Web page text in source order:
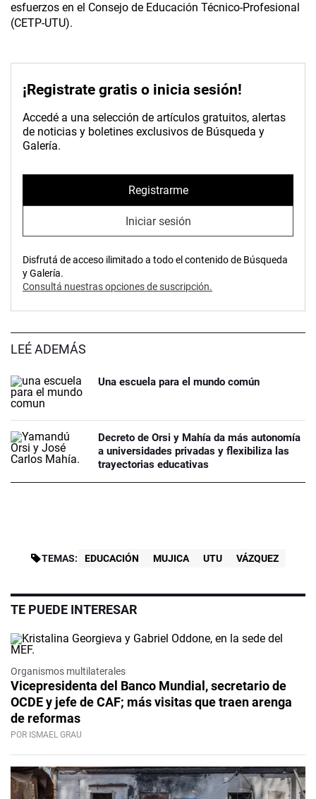
esfuerzos en el Consejo de Educación Técnico-Profesional
(CETP-UTU).
¡Registrate gratis o inicia sesión!
Accedé a una selección de artículos gratuitos, alertas
de noticias y boletines exclusivos de Búsqueda y
Galería.
Registrarme
Iniciar sesión
Disfrutá de acceso ilimitado a todo el contenido de Búsqueda
y Galería.
Consultá nuestras opciones de suscripción.
LEÉ ADEMÁS
Una escuela para el mundo común
Decreto de Orsi y Mahía da más autonomía
a universidades privadas y flexibiliza las
trayectorias educativas
TEMAS: EDUCACIÓN MUJICA UTU VÁZQUEZ
TE PUEDE INTERESAR
Organismos multilaterales
Vicepresidenta del Banco Mundial, secretario de
OCDE y jefe de CAF; más visitas que traen arenga
de reformas
POR ISMAEL GRAU